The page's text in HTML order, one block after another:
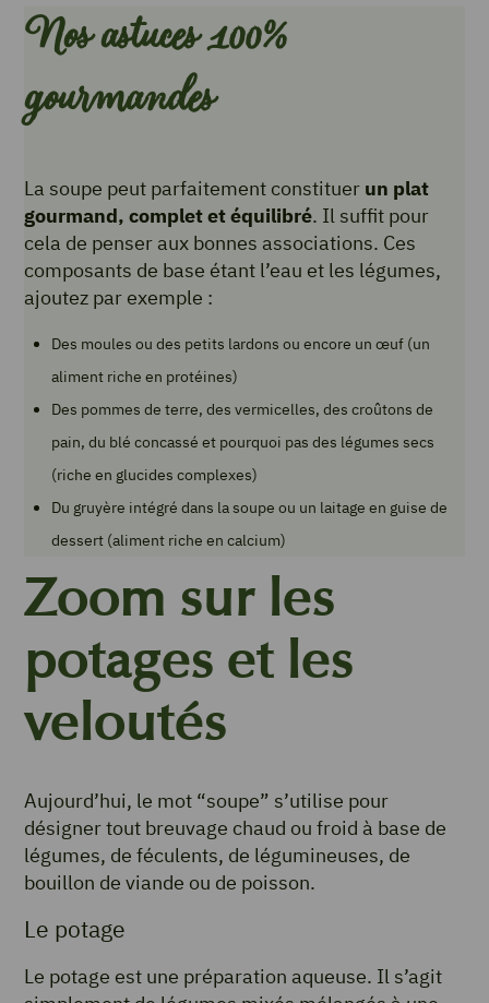
Nos astuces 100%
gourmandes
La soupe peut parfaitement constituer un plat
gourmand, complet et équilibré. Il suffit pour
cela de penser aux bonnes associations. Ces
composants de base étant l’eau et les légumes,
ajoutez par exemple :
Des moules ou des petits lardons ou encore un œuf (un
aliment riche en protéines)
Des pommes de terre, des vermicelles, des croûtons de
pain, du blé concassé et pourquoi pas des légumes secs
(riche en glucides complexes)
Du gruyère intégré dans la soupe ou un laitage en guise de
dessert (aliment riche en calcium)
Zoom sur les
potages et les
veloutés
Aujourd’hui, le mot “soupe” s’utilise pour
désigner tout breuvage chaud ou froid à base de
légumes, de féculents, de légumineuses, de
bouillon de viande ou de poisson.
Le potage
Le potage est une préparation aqueuse. Il s’agit